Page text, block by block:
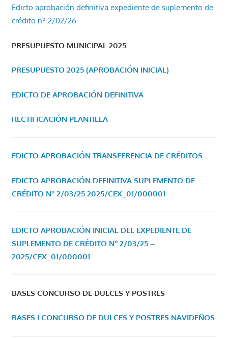
Edicto aprobación definitiva expediente de suplemento de
crédito nº 2/02/26
PRESUPUESTO MUNICIPAL 2025
PRESUPUESTO 2025 (APROBACIÓN INICIAL)
EDICTO DE APROBACIÓN DEFINITIVA
RECTIFICACIÓN PLANTILLA
EDICTO APROBACIÓN TRANSFERENCIA DE CRÉDITOS
EDICTO APROBACIÓN DEFINITIVA SUPLEMENTO DE
CRÉDITO Nº 2/03/25 2025/CEX_01/000001
EDICTO APROBACIÓN INICIAL DEL EXPEDIENTE DE
SUPLEMENTO DE CRÉDITO Nº 2/03/25 –
2025/CEX_01/000001
BASES CONCURSO DE DULCES Y POSTRES
BASES I CONCURSO DE DULCES Y POSTRES NAVIDEÑOS